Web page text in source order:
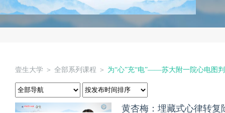
壹生大学 ＞ 全部系列课程 ＞ 为“心”充“电”——苏大附一院心电图